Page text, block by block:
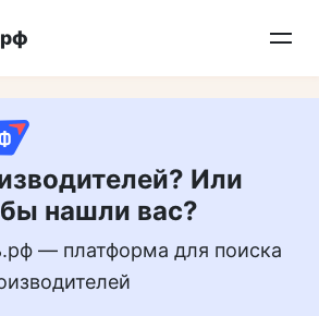
на нас в MAX
Или
нашли вас?
— платформа для поиска